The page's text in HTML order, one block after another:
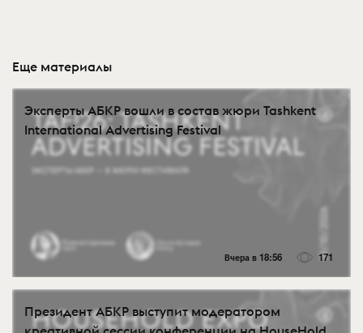
Еще материалы
Эксперты АБКР вошли в состав жюри Tashkent
International Advertising Festival
Вчера в 18:56 171
Президент АБКР выступит модератором